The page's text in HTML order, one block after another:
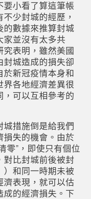
要小看了算這筆帳
少封城的經歷，
的數據來推算封城
家並沒有太多共
究表明，雖然美國
封城造成的損失卻
於新冠疫情本身和
界各地經濟差異很
，可以互相參考的
城措施倒是給我們
損失的機會。由於
零”，即使只有個位
對比封城前後被封
）和同一時期未被
濟表現，就可以估
成的經濟損失。下